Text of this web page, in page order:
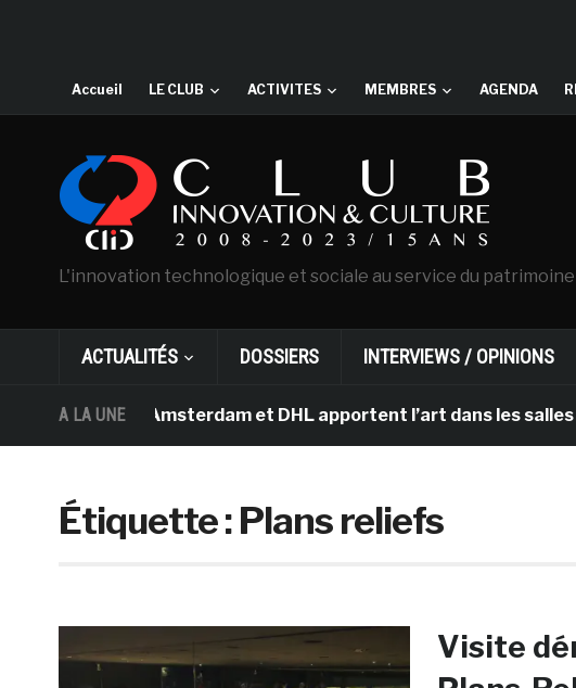
Accueil LE CLUB ACTIVITES MEMBRES AGENDA
L'innovation technologique et sociale au service du
ACTUALITÉS DOSSIERS INTERVIEWS / OPINIONS
A LA UNE
Gogh d’Amsterdam et DHL apportent l’art dans les salles de
Étiquette :Plans reliefs
Visite